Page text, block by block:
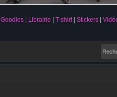
Goodies Librairie T-shirt Stickers